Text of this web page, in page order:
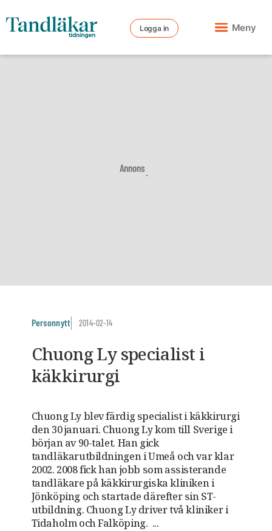
Logga in Meny
Annons
Personnytt 2014-02-14
Chuong Ly specialist i
käkkirurgi
Chuong Ly blev färdig specialist i käkkirurgi
den 30 januari. Chuong Ly kom till Sverige i
början av 90-talet. Han gick
tandläkarutbildningen i Umeå och var klar
2002. 2008 fick han jobb som assisterande
tandläkare på käkkirurgiska kliniken i
Jönköping och startade därefter sin ST-
utbildning. Chuong Ly driver två kliniker i
Tidaholm och Falköping. ...